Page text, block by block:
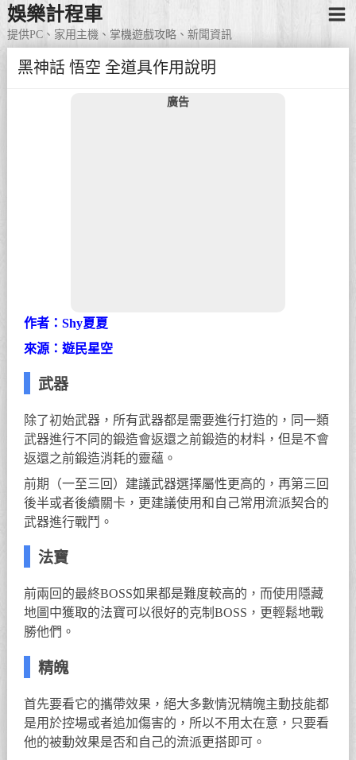
娛樂計程車
提供PC、家用主機、掌機遊戲攻略、新聞資訊
黑神話 悟空 全道具作用說明
廣告
作者：Shy夏夏
來源：遊民星空
武器
除了初始武器，所有武器都是需要進行打造的，同一類
武器進行不同的鍛造會返還之前鍛造的材料，但是不會
返還之前鍛造消耗的靈蘊。
前期（一至三回）建議武器選擇屬性更高的，再第三回
後半或者後續關卡，更建議使用和自己常用流派契合的
武器進行戰鬥。
法寶
前兩回的最終BOSS如果都是難度較高的，而使用隱藏
地圖中獲取的法寶可以很好的克制BOSS，更輕鬆地戰
勝他們。
精魄
首先要看它的攜帶效果，絕大多數情況精魄主動技能都
是用於控場或者追加傷害的，所以不用太在意，只要看
他的被動效果是否和自己的流派更搭即可。